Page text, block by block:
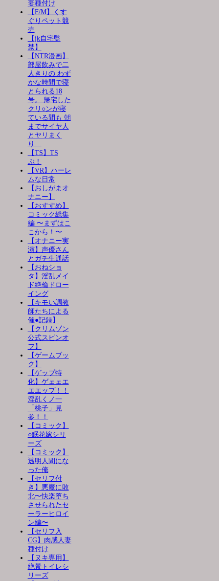
妻種付け
【F/M】くす
ぐりペット競
売
【jk自宅監
禁】
【NTR漫画】
部屋飲みで二
人きりの わず
かな時間で寝
とられる18
号。 帰宅した
クリ○ンが寝
ている間も 朝
までサイヤ人
とヤリまく
り…
【TS】TS
ぶ！
【VR】ハーレ
ムな日常
【おしがまオ
ナニー】
【おすすめ】
コミック総集
編 〜まずはこ
こから！〜
【オナニー実
演】声優さん
とガチ生通話
【おねショ
タ】淫乱メイ
ド絶倫ドロー
イング
【キモい調教
師たちによる
催●記録】
【クリムゾン
公式スピンオ
フ】
【ゲームブッ
ク】
【ゲップ特
化】ゲェェエ
エエップ！！
淫乱くノ一
「桃子」見
参！！
【コミック】
○眠花嫁シリ
ーズ
【コミック】
透明人間にな
った俺
【セリフ付
き】悪魔に敗
北〜快楽堕ち
させられたセ
ーラーヒロイ
ン編〜
【セリフ入
CG】肉感人妻
種付け
【ヌキ専用】
絶景トイレシ
リーズ